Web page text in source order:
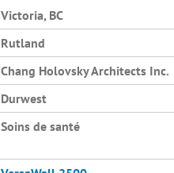
Victoria, BC
Rutland
Chang Holovsky Architects Inc.
Durwest
Soins de santé